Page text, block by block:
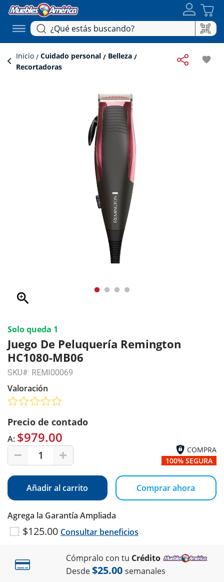
Inicio Cuidado personal Belleza
Recortadoras
favorite
zoom_in
Solo queda 1
Juego De Peluquería Remington
HC1080-MB06
SKU#: REMI00069
Valoración
Precio de contado
A: $979.00
1
COMPRA
100% SEGURA
Añadir al carrito Comprar ahora
Agrega la Garantía Ampliada
$125.00 Consultar beneficios
Cómpralo con tu Crédito
Desde$25.00 semanales